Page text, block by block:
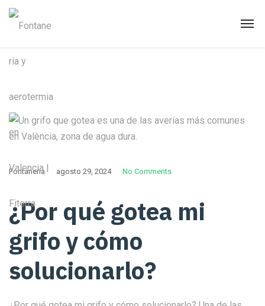
Fontanería agosto 29, 2024 No Comments
¿Por qué gotea mi
grifo y cómo
solucionarlo?